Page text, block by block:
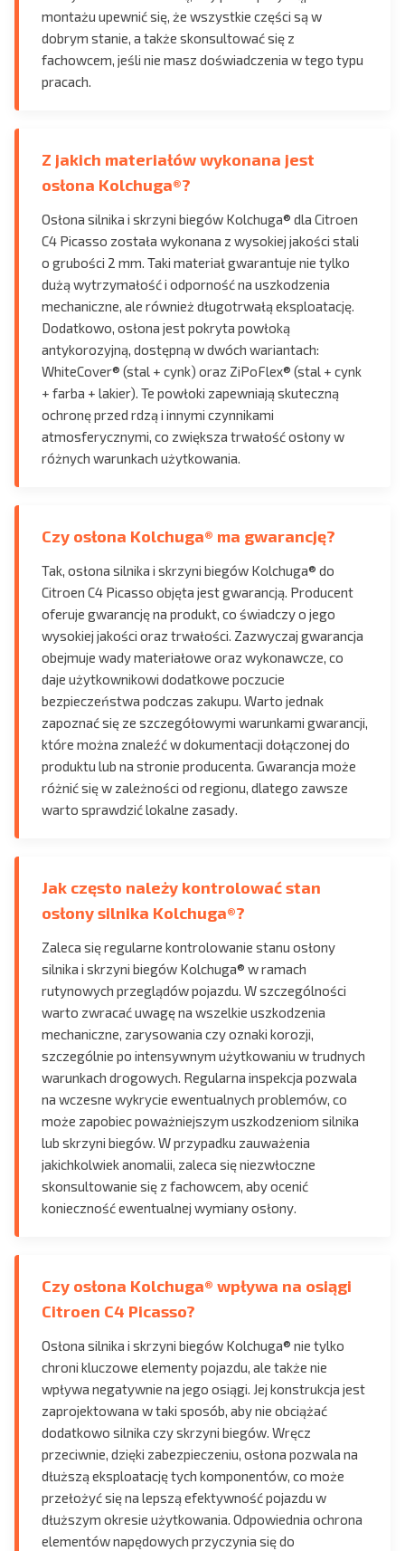
montażu upewnić się, że wszystkie części są w
dobrym stanie, a także skonsultować się z
fachowcem, jeśli nie masz doświadczenia w tego typu
pracach.
Z jakich materiałów wykonana jest
osłona Kolchuga®?
Osłona silnika i skrzyni biegów Kolchuga® dla Citroen
C4 Picasso została wykonana z wysokiej jakości stali
o grubości 2 mm. Taki materiał gwarantuje nie tylko
dużą wytrzymałość i odporność na uszkodzenia
mechaniczne, ale również długotrwałą eksploatację.
Dodatkowo, osłona jest pokryta powłoką
antykorozyjną, dostępną w dwóch wariantach:
WhiteCover® (stal + cynk) oraz ZiPoFlex® (stal + cynk
+ farba + lakier). Te powłoki zapewniają skuteczną
ochronę przed rdzą i innymi czynnikami
atmosferycznymi, co zwiększa trwałość osłony w
różnych warunkach użytkowania.
Czy osłona Kolchuga® ma gwarancję?
Tak, osłona silnika i skrzyni biegów Kolchuga® do
Citroen C4 Picasso objęta jest gwarancją. Producent
oferuje gwarancję na produkt, co świadczy o jego
wysokiej jakości oraz trwałości. Zazwyczaj gwarancja
obejmuje wady materiałowe oraz wykonawcze, co
daje użytkownikowi dodatkowe poczucie
bezpieczeństwa podczas zakupu. Warto jednak
zapoznać się ze szczegółowymi warunkami gwarancji,
które można znaleźć w dokumentacji dołączonej do
produktu lub na stronie producenta. Gwarancja może
różnić się w zależności od regionu, dlatego zawsze
warto sprawdzić lokalne zasady.
Jak często należy kontrolować stan
osłony silnika Kolchuga®?
Zaleca się regularne kontrolowanie stanu osłony
silnika i skrzyni biegów Kolchuga® w ramach
rutynowych przeglądów pojazdu. W szczególności
warto zwracać uwagę na wszelkie uszkodzenia
mechaniczne, zarysowania czy oznaki korozji,
szczególnie po intensywnym użytkowaniu w trudnych
warunkach drogowych. Regularna inspekcja pozwala
na wczesne wykrycie ewentualnych problemów, co
może zapobiec poważniejszym uszkodzeniom silnika
lub skrzyni biegów. W przypadku zauważenia
jakichkolwiek anomalii, zaleca się niezwłoczne
skonsultowanie się z fachowcem, aby ocenić
konieczność ewentualnej wymiany osłony.
Czy osłona Kolchuga® wpływa na osiągi
Citroen C4 Picasso?
Osłona silnika i skrzyni biegów Kolchuga® nie tylko
chroni kluczowe elementy pojazdu, ale także nie
wpływa negatywnie na jego osiągi. Jej konstrukcja jest
zaprojektowana w taki sposób, aby nie obciążać
dodatkowo silnika czy skrzyni biegów. Wręcz
przeciwnie, dzięki zabezpieczeniu, osłona pozwala na
dłuższą eksploatację tych komponentów, co może
przełożyć się na lepszą efektywność pojazdu w
dłuższym okresie użytkowania. Odpowiednia ochrona
elementów napędowych przyczynia się do